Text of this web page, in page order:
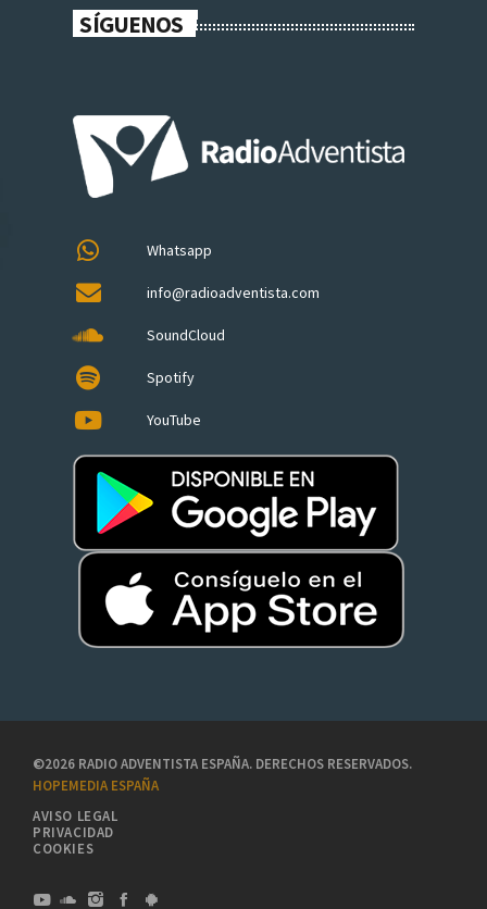
SÍGUENOS
Whatsapp
info@radioadventista.com
SoundCloud
Spotify
YouTube
©2026 RADIO ADVENTISTA ESPAÑA. DERECHOS RESERVADOS.
HOPEMEDIA ESPAÑA
AVISO LEGAL
PRIVACIDAD
COOKIES